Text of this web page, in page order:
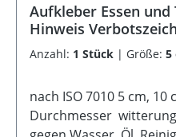
Aufkleber Essen
Hinweis
Anzahl: 1 Stück | Größe: 5
nach ISO 7010 5 cm,
Durchmesser